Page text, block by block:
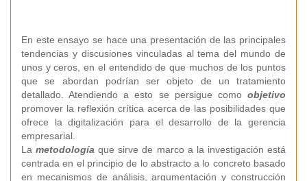
En este ensayo se hace una presentación de las principales
tendencias y discusiones vinculadas al tema del mundo de
unos y ceros, en el entendido de que muchos de los puntos
que se abordan podrían ser objeto de un tratamiento
detallado. Atendiendo a esto se persigue como objetivo
promover la reflexión crítica acerca de las posibilidades que
ofrece la digitalización para el desarrollo de la gerencia
empresarial.
Lametodología que sirve de marco a la investigación está
centrada en el principio de lo abstracto a lo concreto basado
en mecanismos de análisis, argumentación y construcción